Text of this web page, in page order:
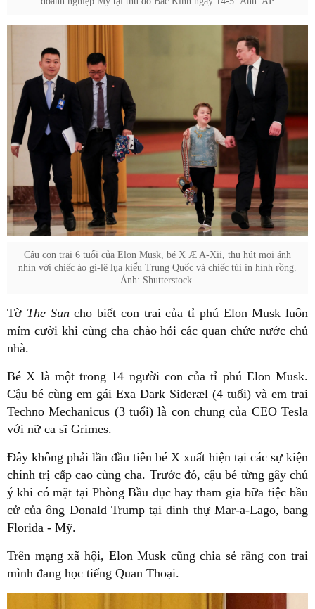
Cậu con trai 6 tuổi của Elon Musk, bé X Æ A-Xii, thu hút mọi ánh
nhìn với chiếc áo gi-lê lụa kiểu Trung Quốc và chiếc túi in hình rồng.
Ảnh: Shutterstock.
Tờ The Sun cho biết con trai của tỉ phú Elon Musk luôn
mỉm cười khi cùng cha chào hỏi các quan chức nước chủ
nhà.
Bé X là một trong 14 người con của tỉ phú Elon Musk.
Cậu bé cùng em gái Exa Dark Sideræl (4 tuổi) và em trai
Techno Mechanicus (3 tuổi) là con chung của CEO Tesla
với nữ ca sĩ Grimes.
Đây không phải lần đầu tiên bé X xuất hiện tại các sự kiện
chính trị cấp cao cùng cha. Trước đó, cậu bé từng gây chú
ý khi có mặt tại Phòng Bầu dục hay tham gia bữa tiệc bầu
cử của ông Donald Trump tại dinh thự Mar-a-Lago, bang
Florida - Mỹ.
Trên mạng xã hội, Elon Musk cũng chia sẻ rằng con trai
mình đang học tiếng Quan Thoại.